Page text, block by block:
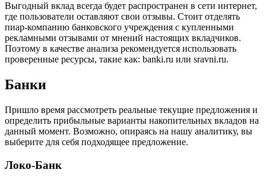
Выгодный вклад всегда будет распространен в сети интернет,
где пользователи оставляют свои отзывы. Стоит отделять
пиар-компанию банковского учреждения с купленными
рекламными отзывами от мнений настоящих вкладчиков.
Поэтому в качестве анализа рекомендуется использовать
проверенные ресурсы, такие как: banki.ru или sravni.ru.
Банки
Пришло время рассмотреть реальные текущие предложения и
определить прибыльные варианты накопительных вкладов на
данный момент. Возможно, опираясь на нашу аналитику, вы
выберите для себя подходящее предложение.
Локо-Банк